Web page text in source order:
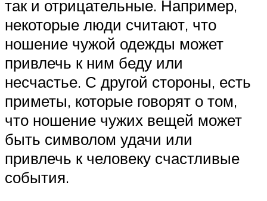
так и отрицательные. Например,
некоторые люди считают, что
ношение чужой одежды может
привлечь к ним беду или
несчастье. С другой стороны, есть
приметы, которые говорят о том,
что ношение чужих вещей может
быть символом удачи или
привлечь к человеку счастливые
события.